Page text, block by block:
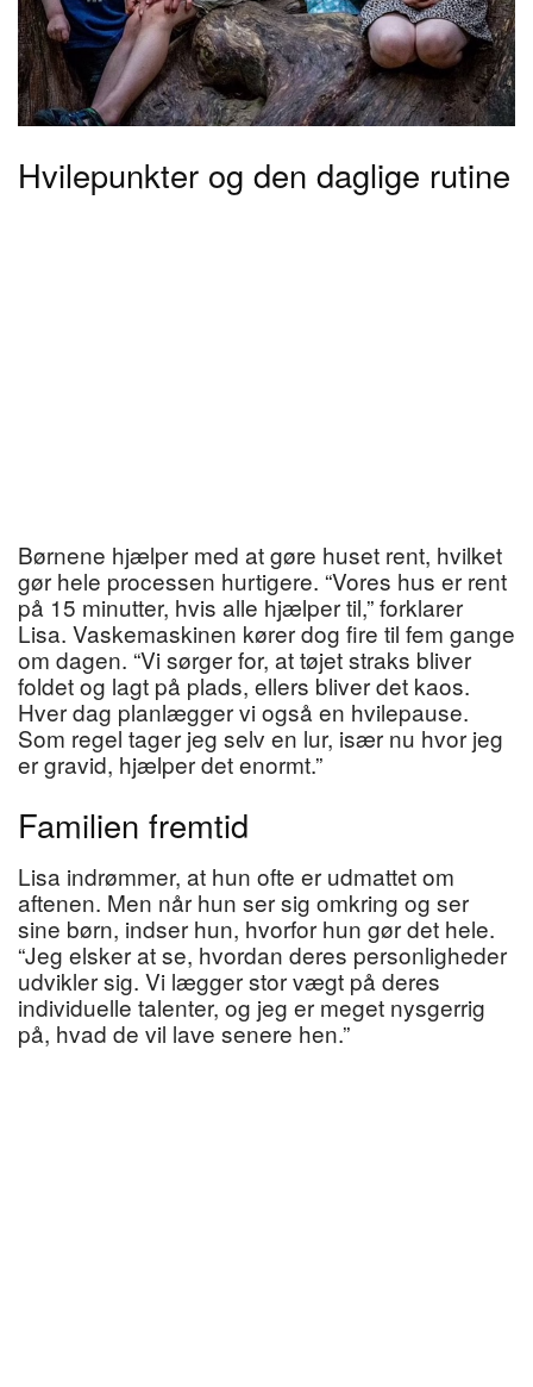
Hvilepunkter og den daglige rutine
Børnene hjælper med at gøre huset rent, hvilket
gør hele processen hurtigere. “Vores hus er rent
på 15 minutter, hvis alle hjælper til,” forklarer
Lisa. Vaskemaskinen kører dog fire til fem gange
om dagen. “Vi sørger for, at tøjet straks bliver
foldet og lagt på plads, ellers bliver det kaos.
Hver dag planlægger vi også en hvilepause.
Som regel tager jeg selv en lur, især nu hvor jeg
er gravid, hjælper det enormt.”
Familien fremtid
Lisa indrømmer, at hun ofte er udmattet om
aftenen. Men når hun ser sig omkring og ser
sine børn, indser hun, hvorfor hun gør det hele.
“Jeg elsker at se, hvordan deres personligheder
udvikler sig. Vi lægger stor vægt på deres
individuelle talenter, og jeg er meget nysgerrig
på, hvad de vil lave senere hen.”